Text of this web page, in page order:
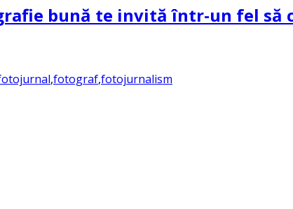
bună te invită într-un fel să
,fotograf,fotojurnalism